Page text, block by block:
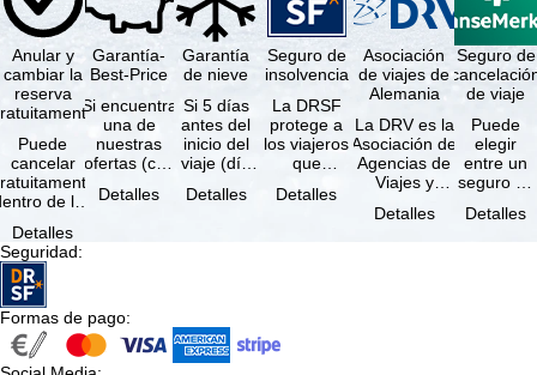
Anular y
cambiar la
reserva
Puede
cancelar
de los
a
reserva, …
Detalles
Garantía-
Best-Price
Si encuentra
una de
nuestras
ofertas (con
prestaciones
Detalles
Garantía
de nieve
Si 5 días
antes del
inicio del
viaje (día
ninguna de
Detalles
Seguro de
insolvencia
La DRSF
protege a
los viajeros
que
viaje
Detalles
Asociación
de viajes de
Alemania
La DRV es la
Asociación de
Agencias de
Viajes y
más grande
Detalles
Seguro de
de viaje
Puede
elegir
entre un
seguro de
de viaje
Detalles
Seguridad:
Formas de pago: